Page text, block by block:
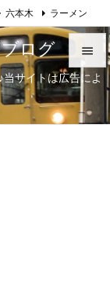
ログ
サイトは広告によ


メニュ

六本木 ラーメン